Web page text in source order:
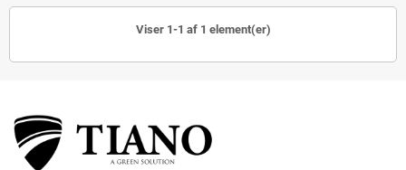
Viser 1-1 af 1 element(er)